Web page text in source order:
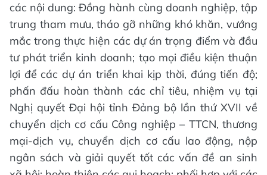
các nội dung: Đồng hành cùng doanh nghiệp, tập
trung tham mưu, tháo gỡ những khó khăn, vướng
mắc trong thực hiện các dự án trọng điểm và đầu
tư phát triển kinh doanh; tạo mọi điều kiện thuận
lợi để các dự án triển khai kịp thời, đúng tiến độ;
phấn đấu hoàn thành các chỉ tiêu, nhiệm vụ tại
Nghị quyết Đại hội tỉnh Đảng bộ lần thứ XVII về
chuyển dịch cơ cấu Công nghiệp – TTCN, thương
mại-dịch vụ, chuyển dịch cơ cấu lao động, nộp
ngân sách và giải quyết tốt các vấn đề an sinh